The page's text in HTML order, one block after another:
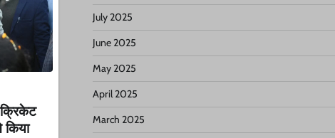
क्रिकेट
July 2025
June 2025
May 2025
April 2025
March 2025